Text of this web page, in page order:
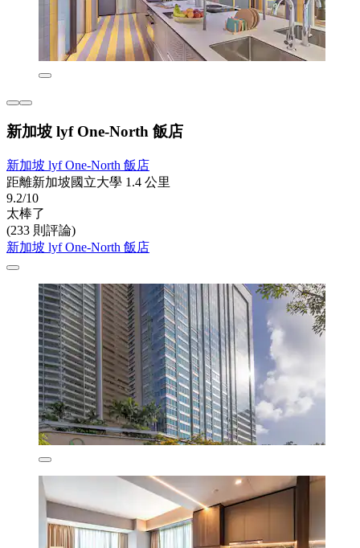
新加坡 lyf One-North 飯店
新加坡 lyf One-North 飯店
距離新加坡國立大學 1.4 公里
9.2/10
太棒了
(233 則評論)
新加坡 lyf One-North 飯店